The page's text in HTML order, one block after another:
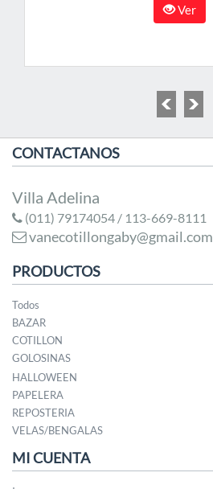
Ver
CONTACTANOS
Villa Adelina
(011) 79174054 / 113-669-8111
vanecotillongaby@gmail.com
PRODUCTOS
Todos
BAZAR
COTILLON
GOLOSINAS
HALLOWEEN
PAPELERA
REPOSTERIA
VELAS/BENGALAS
MI CUENTA